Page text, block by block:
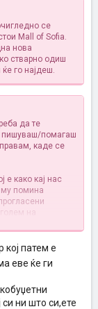
се
Mall of Sofia.
нова
стварно одиш
ќе го најдеш.
да те
пишуваш/помагаш
каде се
е како кај нас
му помина
на
бренд нема. И
жив човек во
патем е
еве ќе ги
ни што си,ете